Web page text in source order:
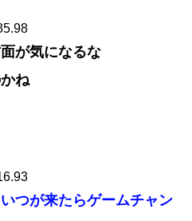
が気になるな
ね
つが来たらゲームチャン